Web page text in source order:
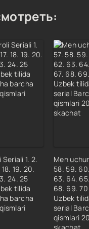
Seriali 1. 2.
18. 19. 20.
24. 25
tilida
barcha
Men
58. 59.
63. 64.
68. 69. 70
Uzbek
serial
qismlari